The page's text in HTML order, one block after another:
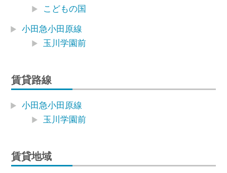
こどもの国
小田急小田原線
玉川学園前
賃貸路線
小田急小田原線
玉川学園前
賃貸地域